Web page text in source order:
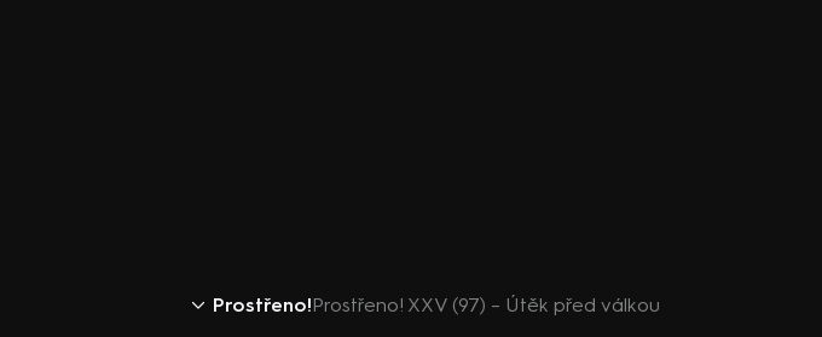
Prostřeno!Prostřeno! XXV (97) – Útěk před válkou